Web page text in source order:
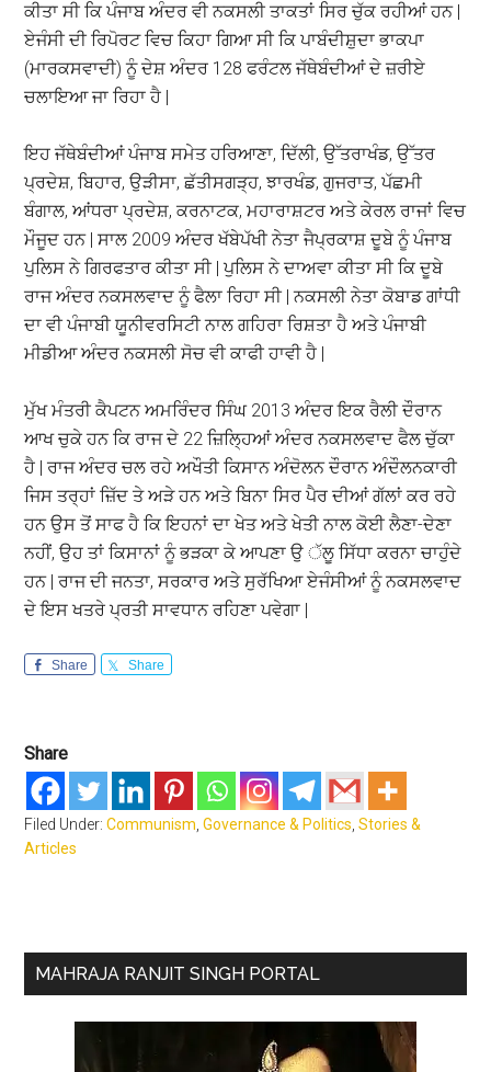
ਕੀਤਾ ਸੀ ਕਿ ਪੰਜਾਬ ਅੰਦਰ ਵੀ ਨਕਸਲੀ ਤਾਕਤਾਂ ਸਿਰ ਚੁੱਕ ਰਹੀਆਂ ਹਨ |
ਏਜੰਸੀ ਦੀ ਰਿਪੋਰਟ ਵਿਚ ਕਿਹਾ ਗਿਆ ਸੀ ਕਿ ਪਾਬੰਦੀਸ਼ੁਦਾ ਭਾਕਪਾ
(ਮਾਰਕਸਵਾਦੀ) ਨੂੰ ਦੇਸ਼ ਅੰਦਰ 128 ਫਰੰਟਲ ਜੱਥੇਬੰਦੀਆਂ ਦੇ ਜ਼ਰੀਏ
ਚਲਾਇਆ ਜਾ ਰਿਹਾ ਹੈ |
ਇਹ ਜੱਥੇਬੰਦੀਆਂ ਪੰਜਾਬ ਸਮੇਤ ਹਰਿਆਣਾ, ਦਿੱਲੀ, ਉੱਤਰਾਖੰਡ, ਉੱਤਰ
ਪ੍ਰਦੇਸ਼, ਬਿਹਾਰ, ਉੜੀਸਾ, ਛੱਤੀਸਗੜ੍ਹ, ਝਾਰਖੰਡ, ਗੁਜਰਾਤ, ਪੱਛਮੀ
ਬੰਗਾਲ, ਆਂਧਰਾ ਪ੍ਰਦੇਸ਼, ਕਰਨਾਟਕ, ਮਹਾਰਾਸ਼ਟਰ ਅਤੇ ਕੇਰਲ ਰਾਜਾਂ ਵਿਚ
ਮੌਜੂਦ ਹਨ | ਸਾਲ 2009 ਅੰਦਰ ਖੱਬੇਪੱਖੀ ਨੇਤਾ ਜੈਪ੍ਰਕਾਸ਼ ਦੂਬੇ ਨੂੰ ਪੰਜਾਬ
ਪੁਲਿਸ ਨੇ ਗਿਰਫਤਾਰ ਕੀਤਾ ਸੀ | ਪੁਲਿਸ ਨੇ ਦਾਅਵਾ ਕੀਤਾ ਸੀ ਕਿ ਦੂਬੇ
ਰਾਜ ਅੰਦਰ ਨਕਸਲਵਾਦ ਨੂੰ ਫੈਲਾ ਰਿਹਾ ਸੀ | ਨਕਸਲੀ ਨੇਤਾ ਕੋਬਾਡ ਗਾਂਧੀ
ਦਾ ਵੀ ਪੰਜਾਬੀ ਯੂਨੀਵਰਸਿਟੀ ਨਾਲ ਗਹਿਰਾ ਰਿਸ਼ਤਾ ਹੈ ਅਤੇ ਪੰਜਾਬੀ
ਮੀਡੀਆ ਅੰਦਰ ਨਕਸਲੀ ਸੋਚ ਵੀ ਕਾਫੀ ਹਾਵੀ ਹੈ |
ਮੁੱਖ ਮੰਤਰੀ ਕੈਪਟਨ ਅਮਰਿੰਦਰ ਸਿੰਘ 2013 ਅੰਦਰ ਇਕ ਰੈਲੀ ਦੌਰਾਨ
ਆਖ ਚੁਕੇ ਹਨ ਕਿ ਰਾਜ ਦੇ 22 ਜ਼ਿਲਿ੍ਹਆਂ ਅੰਦਰ ਨਕਸਲਵਾਦ ਫੈਲ ਚੁੱਕਾ
ਹੈ | ਰਾਜ ਅੰਦਰ ਚਲ ਰਹੇ ਅਖੌਤੀ ਕਿਸਾਨ ਅੰਦੋਲਨ ਦੌਰਾਨ ਅੰਦੌਲਨਕਾਰੀ
ਜਿਸ ਤਰ੍ਹਾਂ ਜ਼ਿੱਦ ਤੇ ਅੜੇ ਹਨ ਅਤੇ ਬਿਨਾ ਸਿਰ ਪੈਰ ਦੀਆਂ ਗੱਲਾਂ ਕਰ ਰਹੇ
ਹਨ ਉਸ ਤੋਂ ਸਾਫ ਹੈ ਕਿ ਇਹਨਾਂ ਦਾ ਖੇਤ ਅਤੇ ਖੇਤੀ ਨਾਲ ਕੋਈ ਲੈਣਾ-ਦੇਣਾ
ਨਹੀਂ, ਉਹ ਤਾਂ ਕਿਸਾਨਾਂ ਨੂੰ ਭੜਕਾ ਕੇ ਆਪਣਾ ਉ ੱਲੂ ਸਿੱਧਾ ਕਰਨਾ ਚਾਹੁੰਦੇ
ਹਨ | ਰਾਜ ਦੀ ਜਨਤਾ, ਸਰਕਾਰ ਅਤੇ ਸੁਰੱਖਿਆ ਏਜੰਸੀਆਂ ਨੂੰ ਨਕਸਲਵਾਦ
ਦੇ ਇਸ ਖਤਰੇ ਪ੍ਰਤੀ ਸਾਵਧਾਨ ਰਹਿਣਾ ਪਵੇਗਾ |
Share Share
Share
Filed Under:Communism ,Governance & Politics ,Stories &
Articles
Primary
MAHRAJA RANJIT SINGH PORTAL